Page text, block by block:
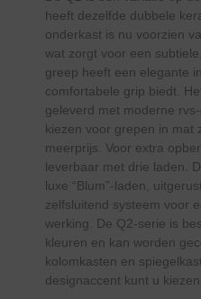
heeft dezelfde dubbele
onderkast is nu voorzien
wat zorgt voor een
greep heeft een elegante
comfortabele grip biedt.
geleverd met moderne
kiezen voor grepen in mat
meerprijs. Voor extra
leverbaar met drie laden.
luxe “Blum”-laden,
zelfsluitend systeem voor
werking. De Q2-serie is
kleuren en kan worden
kolomkasten en
designaccent kunt u